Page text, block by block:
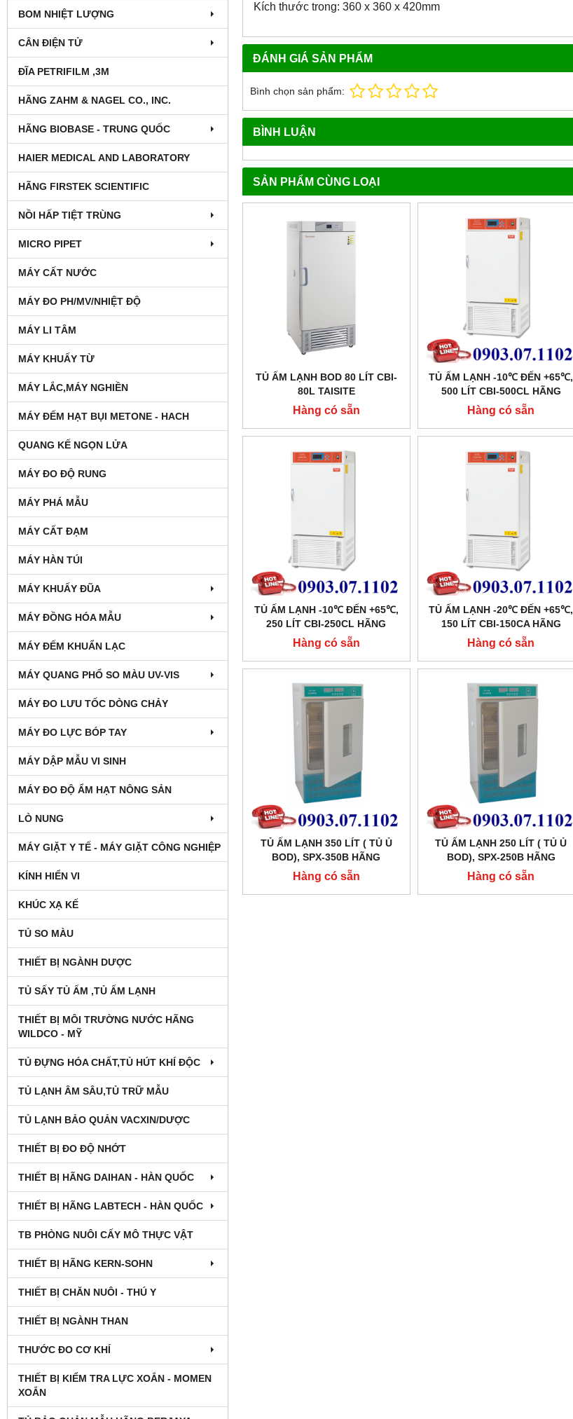
BOM NHIỆT LƯỢNG
CÂN ĐIỆN TỬ
ĐĨA PETRIFILM ,3M
HÃNG ZAHM & NAGEL CO., INC.
HÃNG BIOBASE - TRUNG QUỐC
HAIER MEDICAL AND LABORATORY
HÃNG FIRSTEK SCIENTIFIC
NỒI HẤP TIỆT TRÙNG
MICRO PIPET
MÁY CẤT NƯỚC
MÁY ĐO PH/MV/NHIỆT ĐỘ
MÁY LI TÂM
MÁY KHUẤY TỪ
MÁY LẮC,MÁY NGHIỀN
MÁY ĐẾM HẠT BỤI METONE - HACH
QUANG KẾ NGỌN LỬA
MÁY ĐO ĐỘ RUNG
MÁY PHÁ MẪU
MÁY CẤT ĐẠM
MÁY HÀN TÚI
MÁY KHUẤY ĐŨA
MÁY ĐỒNG HÓA MẪU
MÁY ĐẾM KHUẨN LẠC
MÁY QUANG PHỔ SO MÀU UV-VIS
MÁY ĐO LƯU TỐC DÒNG CHẢY
MÁY ĐO LỰC BÓP TAY
MÁY DẬP MẪU VI SINH
MÁY ĐO ĐỘ ẨM HẠT NÔNG SẢN
LÒ NUNG
MÁY GIẶT Y TẾ - MÁY GIẶT CÔNG NGHIỆP
KÍNH HIỂN VI
KHÚC XẠ KẾ
TỦ SO MÀU
THIẾT BỊ NGÀNH DƯỢC
TỦ SẤY TỦ ẤM ,TỦ ẤM LẠNH
THIẾT BỊ MÔI TRƯỜNG NƯỚC HÃNG
WILDCO - MỸ
TỦ ĐỰNG HÓA CHẤT,TỦ HÚT KHÍ ĐỘC
TỦ LẠNH ÂM SÂU,TỦ TRỮ MẪU
TỦ LẠNH BẢO QUẢN VACXIN/DƯỢC
THIẾT BỊ ĐO ĐỘ NHỚT
THIẾT BỊ HÃNG DAIHAN - HÀN QUỐC
THIẾT BỊ HÃNG LABTECH - HÀN QUỐC
TB PHÒNG NUÔI CẤY MÔ THỰC VẬT
THIẾT BỊ HÃNG KERN-SOHN
THIẾT BỊ CHĂN NUÔI - THÚ Y
THIẾT BỊ NGÀNH THAN
THƯỚC ĐO CƠ KHÍ
THIẾT BỊ KIỂM TRA LỰC XOẮN - MOMEN
XOẮN
Kích thước trong: 360 x 360 x 420mm
ĐÁNH GIÁ SẢN PHẨM
Bình chọn sản phẩm:
BÌNH LUẬN
SẢN PHẨM CÙNG LOẠI
TỦ ẤM LẠNH BOD 80 LÍT CBI-
80L TAISITE
Hàng có sẵn
TỦ ẤM LẠNH -10℃ ĐẾN +65℃,
500 LÍT CBI-500CL HÃNG
TAISITE
Hàng có sẵn
TỦ ẤM LẠNH -10℃ ĐẾN +65℃,
250 LÍT CBI-250CL HÃNG
TAISITE
Hàng có sẵn
TỦ ẤM LẠNH -20℃ ĐẾN +65℃,
150 LÍT CBI-150CA HÃNG
TAISITE
Hàng có sẵn
TỦ ẤM LẠNH 350 LÍT ( TỦ Ủ
BOD), SPX-350B HÃNG
XINGCHEN SHKT
Hàng có sẵn
TỦ ẤM LẠNH 250 LÍT ( TỦ Ủ
BOD), SPX-250B HÃNG
XINGCHEN SHKT
Hàng có sẵn